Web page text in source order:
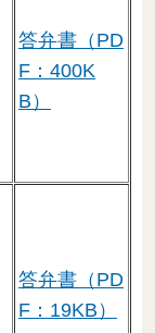
答弁書（PD
F：400K
B）
答弁書（PD
F：19KB）